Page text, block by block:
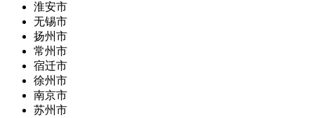
淮安市
无锡市
扬州市
常州市
宿迁市
徐州市
南京市
苏州市